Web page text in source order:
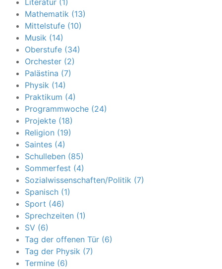
Literatur (1)
Mathematik (13)
Mittelstufe (10)
Musik (14)
Oberstufe (34)
Orchester (2)
Palästina (7)
Physik (14)
Praktikum (4)
Programmwoche (24)
Projekte (18)
Religion (19)
Saintes (4)
Schulleben (85)
Sommerfest (4)
Sozialwissenschaften/Politik (7)
Spanisch (1)
Sport (46)
Sprechzeiten (1)
SV (6)
Tag der offenen Tür (6)
Tag der Physik (7)
Termine (6)